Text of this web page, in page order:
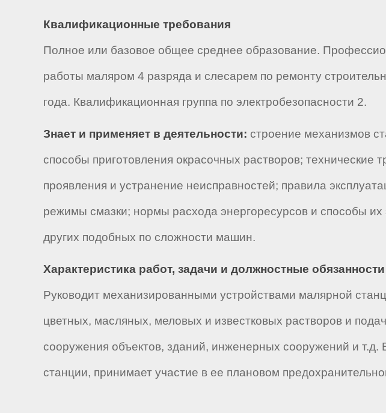
Квалификационные требования
Полное или базовое общее среднее образование.
работы маляром 4 разряда и слесарем по ремонту
года. Квалификационная группа по электробезопасности 2.
Знает и применяет в деятельности: строение механизмов
способы приготовления окрасочных растворов; технические
проявления и устранение неисправностей; правила
режимы смазки; нормы расхода энергоресурсов и способы
других подобных по сложности машин.
Характеристика работ, задачи и должностные обязанности
Руководит механизированными устройствами малярной
цветных, масляных, меловых и известковых растворов и
сооружения объектов, зданий, инженерных сооружений и
станции, принимает участие в ее плановом